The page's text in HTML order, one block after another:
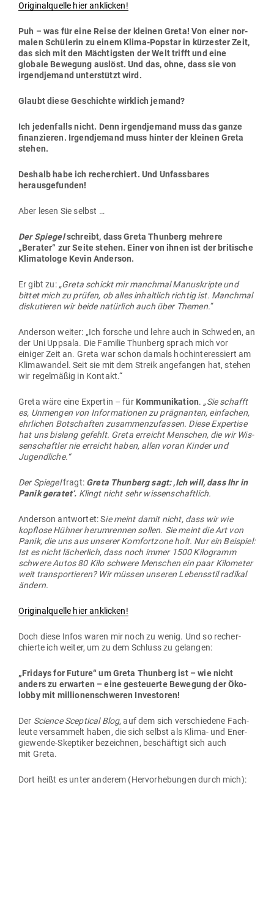
Ori­gi­nal­quelle hier anklicken!
Puh – was für eine Reise der kleinen Greta! Von einer nor­
malen Schü­lerin zu einem Klima-Popstar in kür­zester Zeit,
das sich mit den Mäch­tigsten der Welt trifft und eine
globale Bewegung auslöst. Und das, ohne, dass sie von
irgend­jemand unter­stützt wird.
Glaubt diese Geschichte wirklich jemand?
Ich jeden­falls nicht. Denn irgend­jemand muss das ganze
finan­zieren. Irgend­jemand muss hinter der kleinen Greta
stehen.
Deshalb habe ich recher­chiert. Und Unfass­bares
herausgefunden!
Aber lesen Sie selbst …
Der Spiegelschreibt, dass Greta Thunberg mehrere
„Berater“ zur Seite stehen. Einer von ihnen ist der bri­tische
Kli­ma­tologe Kevin Anderson.
Er gibt zu: „Greta schickt mir manchmal Manu­skripte und
bittet mich zu prüfen, ob alles inhaltlich richtig ist. Manchmal
dis­ku­tieren wir beide natürlich auch über Themen.“
Anderson weiter: „Ich forsche und lehre auch in Schweden, an
der Uni Uppsala. Die Familie Thunberg sprach mich vor
einiger Zeit an. Greta war schon damals hoch­in­ter­es­siert am
Kli­ma­wandel. Seit sie mit dem Streik ange­fangen hat, stehen
wir regel­mäßig in Kontakt.“
Greta wäre eine Expertin – für Kom­mu­ni­kation. „Sie schafft
es, Unmengen von Infor­ma­tionen zu prä­gnanten, ein­fachen,
ehr­lichen Bot­schaften zusam­men­zu­fassen. Diese Expertise
hat uns bislang gefehlt. Greta erreicht Men­schen, die wir Wis­
sen­schaftler nie erreicht haben, allen voran Kinder und
Jugendliche.“
Der Spiegelfragt: Greta Thunberg sagt: ‚Ich will, dass Ihr in
Panik geratet‘. Klingt nicht sehr wissenschaftlich.
Anderson ant­wortet: Sie meint damit nicht, dass wir wie
kopflose Hühner her­um­rennen sollen. Sie meint die Art von
Panik, die uns aus unserer Kom­fortzone holt. Nur ein Bei­spiel:
Ist es nicht lächerlich, dass noch immer 1500 Kilo­gramm
schwere Autos 80 Kilo schwere Men­schen ein paar Kilo­meter
weit trans­por­tieren? Wir müssen unseren Lebensstil radikal
ändern.
Ori­gi­nal­quelle hier anklicken!
Doch diese Infos waren mir noch zu wenig. Und so recher­
chierte ich weiter, um zu dem Schluss zu gelangen:
„Fridays for Future“ um Greta Thunberg ist – wie nicht
anders zu erwarten – eine gesteuerte Bewegung der Öko­
lobby mit mil­lio­nen­schweren Investoren!
Der Science Scep­tical Blog, auf dem sich ver­schiedene Fach­
leute ver­sammelt haben, die sich selbst als Klima- und Ener­
gie­wende-Skep­tiker bezeichnen, beschäftigt sich auch
mit Greta.
Dort heißt es unter anderem (Her­vor­he­bungen durch mich):